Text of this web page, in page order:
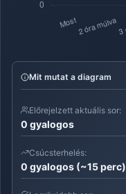
Mit mutat a diagram
Előrejelzett aktuális sor:
0 gyalogos
Csúcsterhelés:
0 gyalogos (~15 perc)